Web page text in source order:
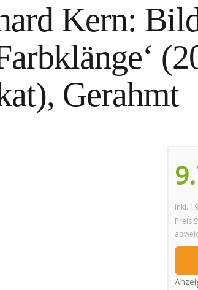
Kern:
Gerahmt
inkl.
Preis